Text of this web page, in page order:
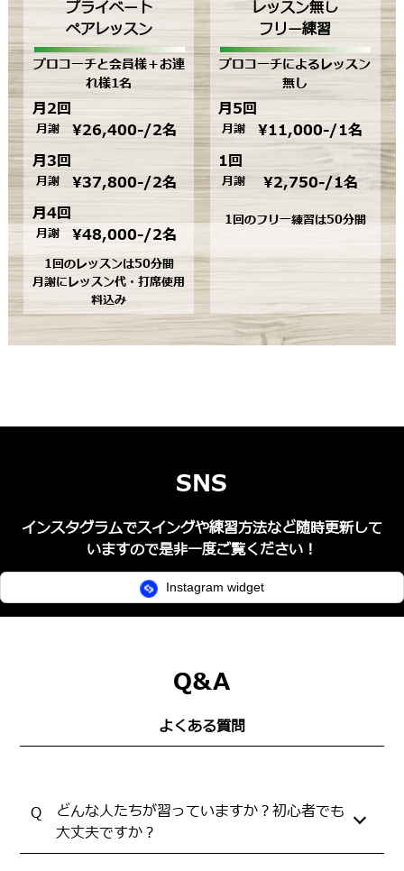
プライベート
ペアレッスン
プロコーチと会員様＋お連
れ様1名
月2回
月謝
¥26,400-/2名
月3回
月謝
¥37,800-/2名
月4回
月謝 ¥48,000-/2名
1回のレッスンは50分間
月謝にレッスン代・打席使用
料込み
レッスン無し
フリー練習
プロコーチによるレッスン
無し
月5回
月謝
¥11,000-/1名
1回
月謝 ¥2,750-/1名
1回のフリー練習は50分間
SNS
インスタグラムでスイングや練習方法など随時更新して
いますので是非一度ご覧ください！
Instagram widget
Q&A
よくある質問
どんな人たちが習っていますか？初心者でも
大丈夫ですか？